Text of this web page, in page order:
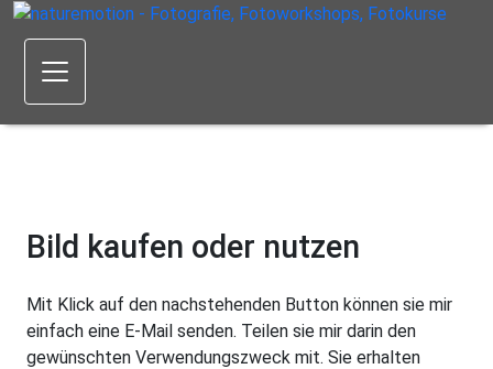
Bild kaufen oder nutzen
Mit Klick auf den nachstehenden Button können sie mir
einfach eine E-Mail senden. Teilen sie mir darin den
gewünschten Verwendungszweck mit. Sie erhalten